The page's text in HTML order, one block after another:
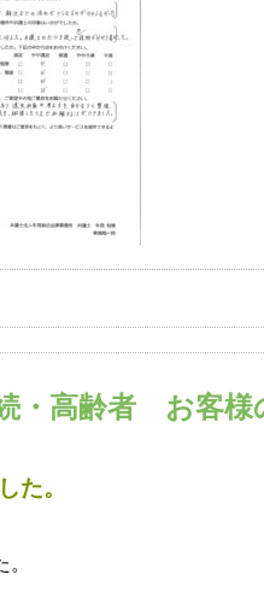
・高齢者 お客様
た。